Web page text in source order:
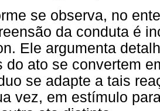
se observa, no
da conduta é
Ele argumenta
do ato se convertem
se adapte a tais
vez, em estímulo